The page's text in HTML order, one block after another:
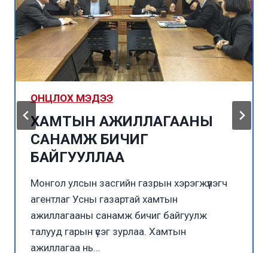
ОНЦЛОХ МЭДЭЭ
ХАМТЫН АЖИЛЛАГААНЫ
САНАМЖ БИЧИГ
БАЙГУУЛЛАА
Монгол улсын засгийн газрын хэрэгжүүлэгч
агентлаг Усны газартай хамтын
ажиллагааны санамж бичиг байгуулж
талууд гарын үсэг зурлаа. Хамтын
ажиллагаа нь…